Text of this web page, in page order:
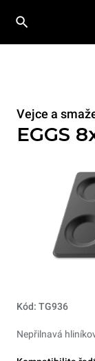
Vejce a
EGGS
Kód: TG936
Nepřilnavá